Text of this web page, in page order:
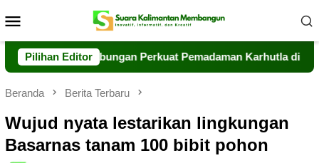
ke
Mobile
Pilihan Editor
Tim Gabungan Perkuat Pemadaman Karhutla di Kumai
Beranda Berita Terbaru
Wujud nyata lestarikan lingkungan
Basarnas tanam 100 bibit pohon